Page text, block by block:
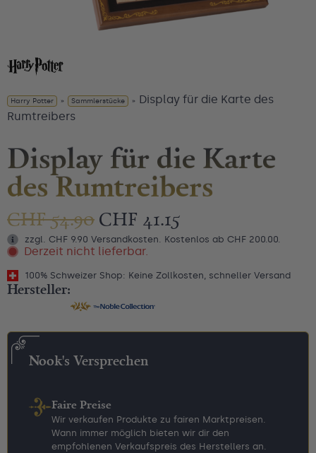
Harry Potter » Sammlerstücke » Display für die Karte des
Rumtreibers
Display für die Karte
des Rumtreibers
CHF54.90 CHF 41.15
zzgl. CHF 9.90 Versandkosten. Kostenlos ab CHF 200.00.
Derzeit nicht lieferbar.
100% Schweizer Shop: Keine Zollkosten, schneller Versand
Hersteller:
Nook's Versprechen
Faire Preise
Wir verkaufen Produkte zu fairen Marktpreisen.
Wann immer möglich bieten wir dir den
empfohlenen Verkaufspreis des Herstellers an.